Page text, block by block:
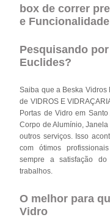
box de correr
e Funcionalidade
Pesquisando
Euclides?
Saiba que a Beska Vidros
de VIDROS E
Portas de Vidro em
Corpo de Alumínio,
outros serviços. Isso
com ótimos
sempre a satisfação
trabalhos.
O melhor para
Vidro